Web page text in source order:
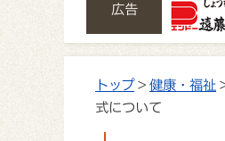
広告
トップ> 健康・福祉
式について